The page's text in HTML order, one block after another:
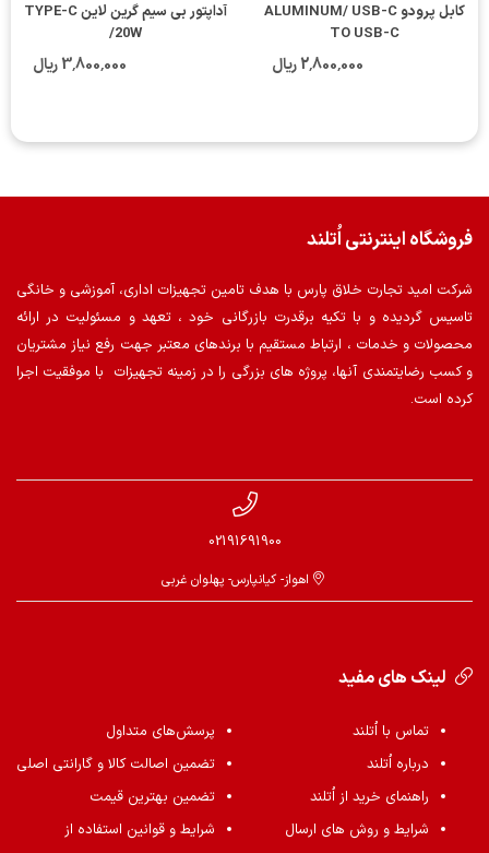
کابل پرودو ALUMINUM/ USB-C
TO USB-C
2٬800٬000 ریال
آداپتور بی سیم گرین لاین TYPE-C
/20W
3٬800٬000 ریال
فروشگاه اینترنتی اُتلند
شرکت امید تجارت خلاق پارس با هدف تامین تجهیزات اداری، آموزشی و خانگی
تاسیس گردیده و با تکیه برقدرت بازرگانی خود ، تعهد و مسئولیت در ارائه
محصولات و خدمات ، ارتباط مستقیم با برندهای معتبر جهت رفع نیاز مشتریان
و کسب رضایتمندی آنها، پروژه های بزرگی را در زمینه تجهیزات با موفقیت اجرا
کرده است.
02191691900
اهواز- کیانپارس- پهلوان غربی
لینک های مفید
تماس با اُتلند
درباره اُتلند
راهنمای خرید از اُتلند
شرایط و روش های ارسال
پرسش‌های متداول
تضمین اصالت کالا و گارانتی اصلی
تضمین بهترین قیمت
شرایط و قوانین استفاده از